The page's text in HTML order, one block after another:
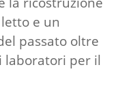
e un
passato oltre
laboratori per il